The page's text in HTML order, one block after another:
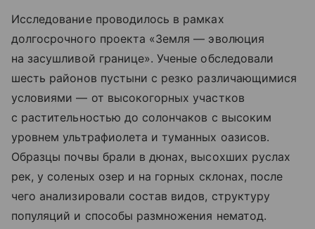
Исследование проводилось в рамках
долгосрочного проекта «Земля — эволюция
на засушливой границе». Ученые обследовали
шесть районов пустыни с резко различающимися
условиями — от высокогорных участков
с растительностью до солончаков с высоким
уровнем ультрафиолета и туманных оазисов.
Образцы почвы брали в дюнах, высохших руслах
рек, у соленых озер и на горных склонах, после
чего анализировали состав видов, структуру
популяций и способы размножения нематод.